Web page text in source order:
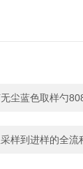
尘蓝色取样勺
样到进样的全流